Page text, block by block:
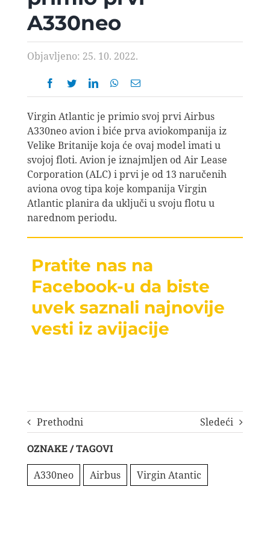
AVIOPEDIA
SPECIJAL
FOTO PRIČA
TEMA
AGENT
Search
for:
A330neo
Objavljeno: 25. 10. 2022.
Virgin Atlantic je primio svoj prvi Airbus
A330neo avion i biće prva aviokompanija iz
Velike Britanije koja će ovaj model imati u
svojoj floti. Avion je iznajmljen od Air Lease
Corporation (ALC) i prvi je od 13 naručenih
aviona ovog tipa koje kompanija Virgin
Atlantic planira da uključi u svoju flotu u
narednom periodu.
Pratite nas na
Facebook-u da biste
uvek saznali najnovije
vesti iz avijacije
Prethodni Sledeći
OZNAKE / TAGOVI
A330neo Airbus Virgin Atantic